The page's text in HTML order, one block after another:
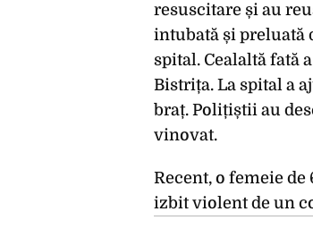
resuscitare și au
intubată și preluată
spital. Cealaltă fată
Bistrița. La spital a
braț. Polițiștii au
vinovat.
Recent, o femeie
izbit violent de un